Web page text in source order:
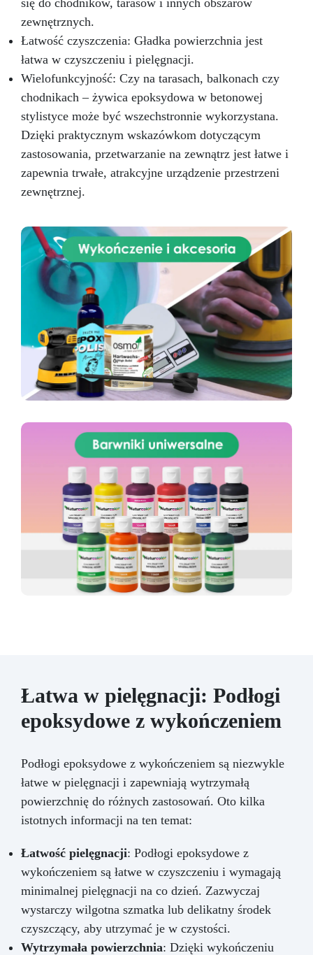
się do chodników, tarasów i innych obszarów
zewnętrznych.
Łatwość czyszczenia: Gładka powierzchnia jest
łatwa w czyszczeniu i pielęgnacji.
Wielofunkcyjność: Czy na tarasach, balkonach czy
chodnikach – żywica epoksydowa w betonowej
stylistyce może być wszechstronnie wykorzystana.
Dzięki praktycznym wskazówkom dotyczącym
zastosowania, przetwarzanie na zewnątrz jest łatwe i
zapewnia trwałe, atrakcyjne urządzenie przestrzeni
zewnętrznej.
Łatwa w pielęgnacji: Podłogi
epoksydowe z wykończeniem
Podłogi epoksydowe z wykończeniem są niezwykle
łatwe w pielęgnacji i zapewniają wytrzymałą
powierzchnię do różnych zastosowań. Oto kilka
istotnych informacji na ten temat:
Łatwość pielęgnacji: Podłogi epoksydowe z
wykończeniem są łatwe w czyszczeniu i wymagają
minimalnej pielęgnacji na co dzień. Zazwyczaj
wystarczy wilgotna szmatka lub delikatny środek
czyszczący, aby utrzymać je w czystości.
Wytrzymała powierzchnia: Dzięki wykończeniu